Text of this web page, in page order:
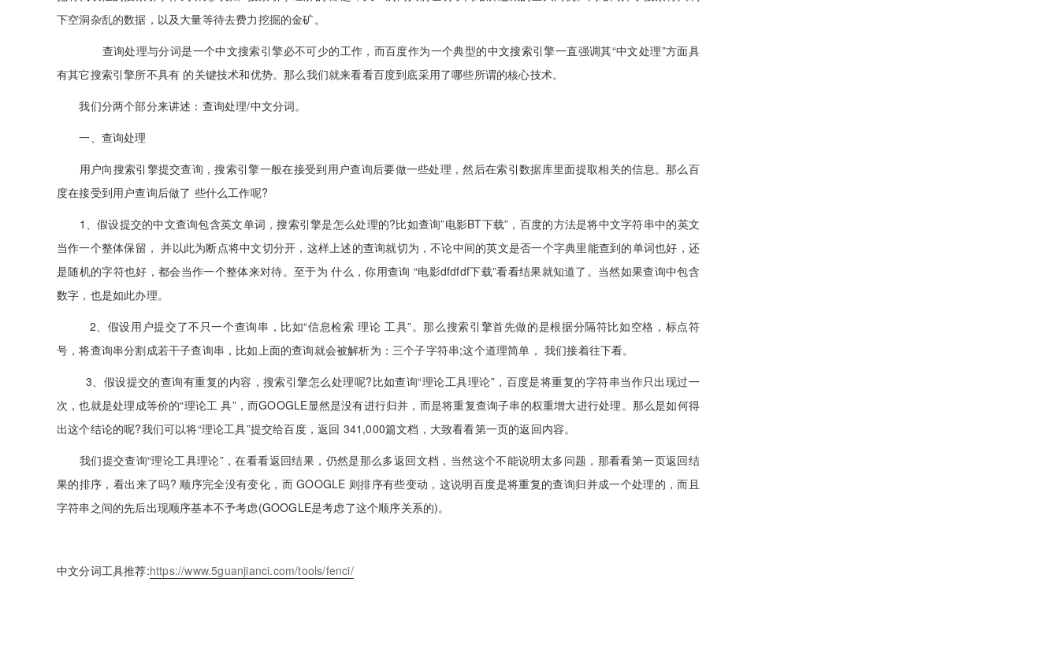
下空洞杂乱的数据，以及大量等待去费力挖掘的金矿。
查询处理与分词是一个中文搜索引擎必不可少的工作，而百度作为一个典型的中文搜索引擎一直强调其“中文处理”方面具
有其它搜索引擎所不具有 的关键技术和优势。那么我们就来看看百度到底采用了哪些所谓的核心技术。
我们分两个部分来讲述：查询处理/中文分词。
一、查询处理
用户向搜索引擎提交查询，搜索引擎一般在接受到用户查询后要做一些处理，然后在索引数据库里面提取相关的信息。那么百
度在接受到用户查询后做了 些什么工作呢?
1、假设提交的中文查询包含英文单词，搜索引擎是怎么处理的?比如查询”电影BT下载”，百度的方法是将中文字符串中的英文
当作一个整体保留， 并以此为断点将中文切分开，这样上述的查询就切为，不论中间的英文是否一个字典里能查到的单词也好，还
是随机的字符也好，都会当作一个整体来对待。至于为 什么，你用查询 “电影dfdfdf下载”看看结果就知道了。当然如果查询中包含
数字，也是如此办理。
2、假设用户提交了不只一个查询串，比如“信息检索 理论 工具”。那么搜索引擎首先做的是根据分隔符比如空格，标点符
号，将查询串分割成若干子查询串，比如上面的查询就会被解析为：三个子字符串;这个道理简单， 我们接着往下看。
3、假设提交的查询有重复的内容，搜索引擎怎么处理呢?比如查询“理论工具理论”，百度是将重复的字符串当作只出现过一
次，也就是处理成等价的“理论工 具”，而GOOGLE显然是没有进行归并，而是将重复查询子串的权重增大进行处理。那么是如何得
出这个结论的呢?我们可以将“理论工具”提交给百度，返回 341,000篇文档，大致看看第一页的返回内容。
我们提交查询“理论工具理论”，在看看返回结果，仍然是那么多返回文档，当然这个不能说明太多问题，那看看第一页返回结
果的排序，看出来了吗? 顺序完全没有变化，而 GOOGLE 则排序有些变动，这说明百度是将重复的查询归并成一个处理的，而且
字符串之间的先后出现顺序基本不予考虑(GOOGLE是考虑了这个顺序关系的)。
中文分词工具推荐:https://www.5guanjianci.com/tools/fenci/